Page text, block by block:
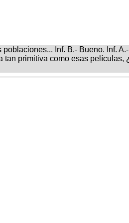
Inf. B.- Bueno. Inf.
tan primitiva como esas películas,